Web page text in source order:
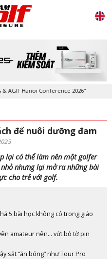
Hanoi Conference 2026"
để nuôi dưỡng đam
lại có thể làm nên một golfer
nhưng lại mở ra những bài
cho trẻ với golf.
5 bài học không có trong giáo
amateur nên… vứt bỏ tờ pin
sắt “ăn bóng” như Tour Pro